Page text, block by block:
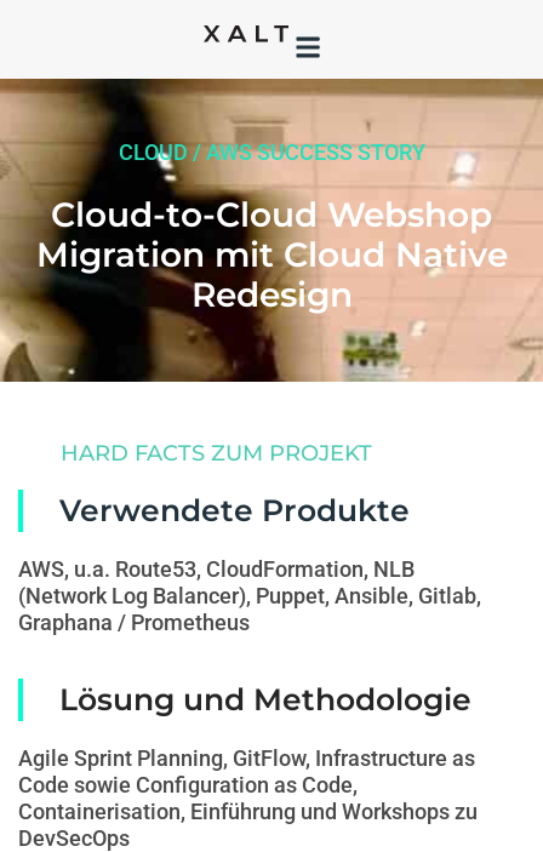
CLOUD / AWS SUCCESS STORY
Cloud-to-Cloud Webshop
Migration mit Cloud Native
Redesign
HARD FACTS ZUM PROJEKT
Verwendete Produkte
AWS, u.a. Route53, CloudFormation, NLB
(Network Log Balancer), Puppet, Ansible, Gitlab,
Graphana / Prometheus
Lösung und Methodologie
Agile Sprint Planning, GitFlow, Infrastructure as
Code sowie Configuration as Code,
Containerisation, Einführung und Workshops zu
DevSecOps